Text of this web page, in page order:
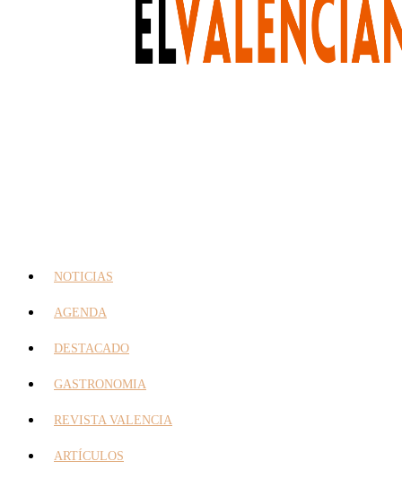
NOTICIAS
AGENDA
DESTACADO
GASTRONOMIA
REVISTA VALENCIA
ARTÍCULOS